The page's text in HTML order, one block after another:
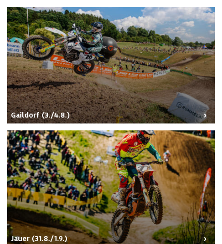
Gaildorf (3./4.8.)
Jauer (31.8./1.9.)